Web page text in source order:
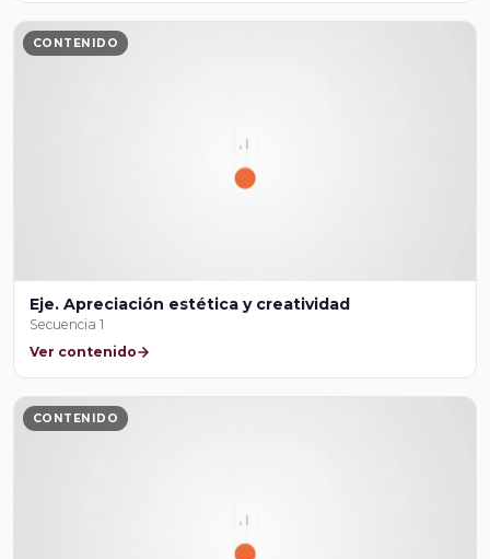
CONTENIDO
Eje. Apreciación estética y creatividad
Secuencia 1
Ver contenido
CONTENIDO